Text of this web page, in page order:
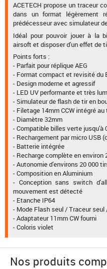
ACETECH propose un traceur
dans un format légèrement
prédécesseur avec simulateur
Idéal pour pouvoir jouer à la
airsoft et disposer d'un effet de
Points forts :
- Parfait pour réplique AEG
- Format compact et revisité du
- Design moderne et agressif
- LED UV performante et très
- Simulateur de flash de tir en
- Filetage 14mm CCW intégré au
- Diamètre 32mm
- Compatible billes verte jusqu'à
- Rechargement par micro USB
- Batterie intégrée
- Recharge complète en environ
- Autonomie d'environs 20 000
- Composition en Aluminium
- Conception sans switch
mouvement est détecté
- Etanche IP64
- Mode Flash seul / Traceur seul
- Adaptateur 11mm CW fourni
- Coloris violet
Nos produits